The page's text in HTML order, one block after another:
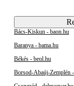
Bács-Kiskun - baon.hu
Baranya - bama.hu
Békés - beol.hu
Borsod-Abaúj-Zemplén